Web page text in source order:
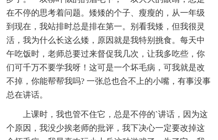
在不停的思考着问题。矮矮的个子、瘦瘦的，从一年级
到现在，我站排时总是排在第一。别看我矮，但我很灵
活，我为什么长这么矮，原因就是我特别挑食。每天中
午吃饭时，老师总要过来督促我几次，让我多吃些，你
们可千万不要学我呀！这可是一个坏毛病，可我就是改
不掉，你能帮帮我吗? 一张总也合不上的小嘴，有事没事
总在讲话。
上课时，我也管不住它，总是不停的`讲话，因为这
个原因，我没少挨老师的批评，我下决心一定要改掉这